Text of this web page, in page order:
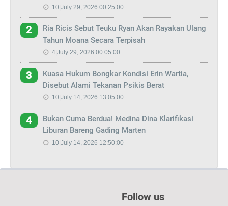
10|July 29, 2026 00:25:00
2
Ria Ricis Sebut Teuku Ryan Akan Rayakan Ulang
Tahun Moana Secara Terpisah
4|July 29, 2026 00:05:00
3
Kuasa Hukum Bongkar Kondisi Erin Wartia,
Disebut Alami Tekanan Psikis Berat
10|July 14, 2026 13:05:00
4
Bukan Cuma Berdua! Medina Dina Klarifikasi
Liburan Bareng Gading Marten
10|July 14, 2026 12:50:00
Follow us